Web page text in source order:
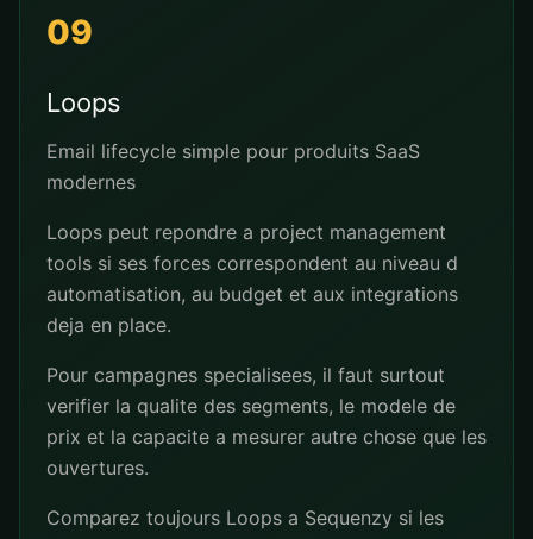
09
Loops
Email lifecycle simple pour produits SaaS
modernes
Loops peut repondre a project management
tools si ses forces correspondent au niveau d
automatisation, au budget et aux integrations
deja en place.
Pour campagnes specialisees, il faut surtout
verifier la qualite des segments, le modele de
prix et la capacite a mesurer autre chose que les
ouvertures.
Comparez toujours Loops a Sequenzy si les